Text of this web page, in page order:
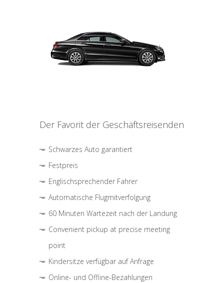
Der Favorit der Geschäftsreisenden
Schwarzes Auto garantiert
Festpreis
Englischsprechender Fahrer
Automatische Flugmitverfolgung
60 Minuten Wartezeit nach der Landung
Convenient pickup at precise meeting
point
Kindersitze verfügbar auf Anfrage
Online- und Offline-Bezahlungen